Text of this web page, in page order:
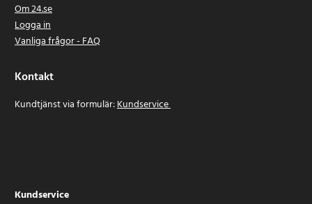
Om 24.se
Logga in
Vanliga frågor - FAQ
Kontakt
Kundtjänst via formulär:Kundservice
Kundservice